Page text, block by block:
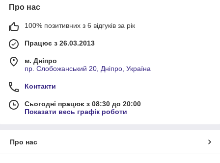
Про нас
100% позитивних з 6 відгуків за рік
Працює з 26.03.2013
м. Дніпро
пр. Слобожанський 20, Дніпро, Україна
Контакти
Сьогодні працює з 08:30 до 20:00
Показати весь графік роботи
Про нас